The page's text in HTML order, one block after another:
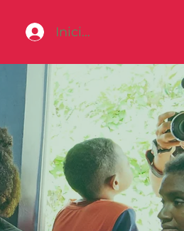
Iniciar sesión